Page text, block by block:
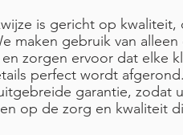
is gericht op kwaliteit,
maken gebruik van
en zorgen ervoor dat elke
perfect wordt
garantie, zodat
op de zorg en kwaliteit